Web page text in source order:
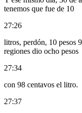
tenemos que fue de 10
27:26
litros, perdón, 10 pesos
regiones dio ocho pesos
27:34
con 98 centavos el litro.
27:37